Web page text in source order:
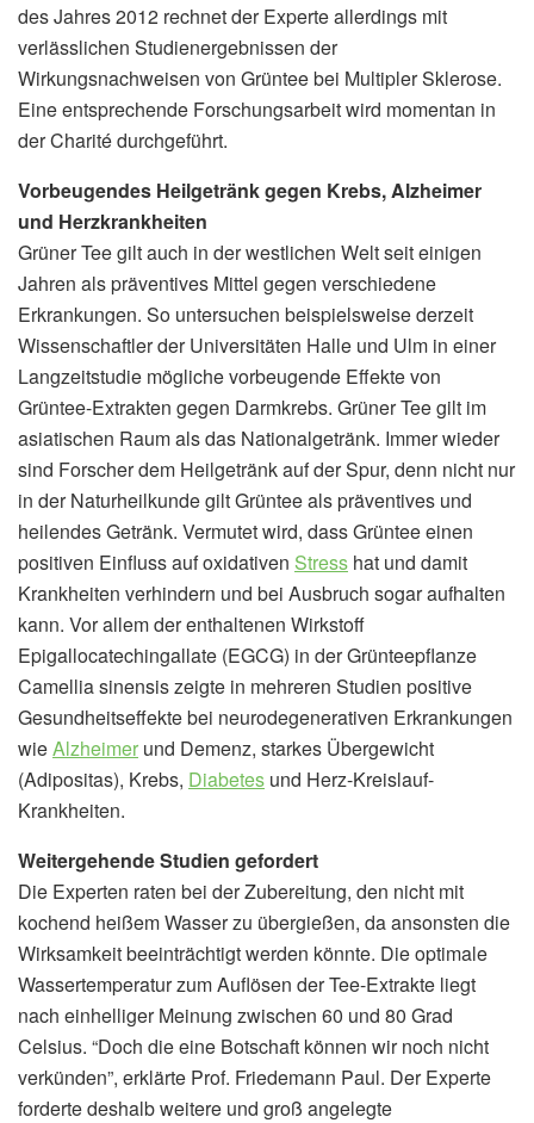
des Jahres 2012 rechnet der Experte allerdings mit
verlässlichen Studienergebnissen der
Wirkungsnachweisen von Grüntee bei Multipler Sklerose.
Eine entsprechende Forschungsarbeit wird momentan in
der Charité durchgeführt.
Vorbeugendes Heilgetränk gegen Krebs, Alzheimer
und Herzkrankheiten
Grüner Tee gilt auch in der westlichen Welt seit einigen
Jahren als präventives Mittel gegen verschiedene
Erkrankungen. So untersuchen beispielsweise derzeit
Wissenschaftler der Universitäten Halle und Ulm in einer
Langzeitstudie mögliche vorbeugende Effekte von
Grüntee-Extrakten gegen Darmkrebs. Grüner Tee gilt im
asiatischen Raum als das Nationalgetränk. Immer wieder
sind Forscher dem Heilgetränk auf der Spur, denn nicht nur
in der Naturheilkunde gilt Grüntee als präventives und
heilendes Getränk. Vermutet wird, dass Grüntee einen
positiven Einfluss auf oxidativen Stress hat und damit
Krankheiten verhindern und bei Ausbruch sogar aufhalten
kann. Vor allem der enthaltenen Wirkstoff
Epigallocatechingallate (EGCG) in der Grünteepflanze
Camellia sinensis zeigte in mehreren Studien positive
Gesundheitseffekte bei neurodegenerativen Erkrankungen
wieAlzheimer und Demenz, starkes Übergewicht
(Adipositas), Krebs, Diabetes und Herz-Kreislauf-
Krankheiten.
Weitergehende Studien gefordert
Die Experten raten bei der Zubereitung, den nicht mit
kochend heißem Wasser zu übergießen, da ansonsten die
Wirksamkeit beeinträchtigt werden könnte. Die optimale
Wassertemperatur zum Auflösen der Tee-Extrakte liegt
nach einhelliger Meinung zwischen 60 und 80 Grad
Celsius. “Doch die eine Botschaft können wir noch nicht
verkünden”, erklärte Prof. Friedemann Paul. Der Experte
forderte deshalb weitere und groß angelegte